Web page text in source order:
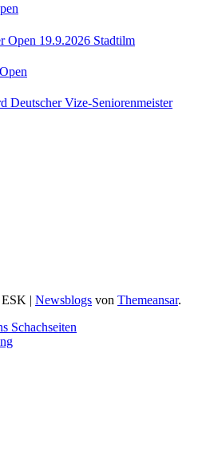
Open 19.9.2026 Stadtilm
Deutscher Vize-Seniorenmeister
Newsblogs von Themeansar.
Schachseiten